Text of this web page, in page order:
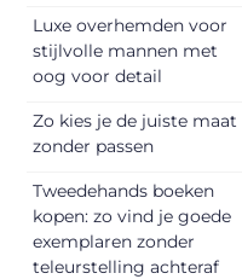
Luxe overhemden voor
stijlvolle mannen met
oog voor detail
Zo kies je de juiste maat
zonder passen
Tweedehands boeken
kopen: zo vind je goede
exemplaren zonder
teleurstelling achteraf